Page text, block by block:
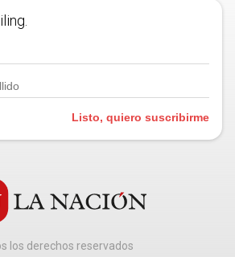
Listo, quiero suscribirme
los derechos reservados